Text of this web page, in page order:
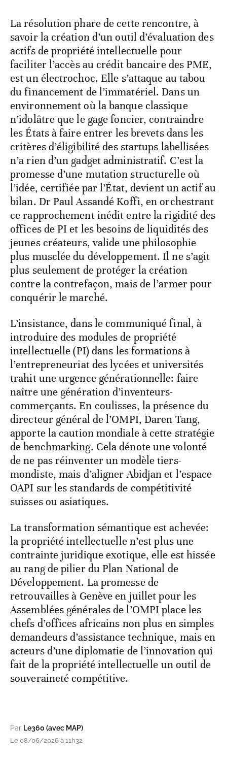
La résolution phare de cette rencontre, à
savoir la création d’un outil d’évaluation des
actifs de propriété intellectuelle pour
faciliter l’accès au crédit bancaire des PME,
est un électrochoc. Elle s’attaque au tabou
du financement de l’immatériel. Dans un
environnement où la banque classique
n’idolâtre que le gage foncier, contraindre
les États à faire entrer les brevets dans les
critères d’éligibilité des startups labellisées
n’a rien d’un gadget administratif. C’est la
promesse d’une mutation structurelle où
l’idée, certifiée par l’État, devient un actif au
bilan. Dr Paul Assandé Koffi, en orchestrant
ce rapprochement inédit entre la rigidité des
offices de PI et les besoins de liquidités des
jeunes créateurs, valide une philosophie
plus musclée du développement. Il ne s’agit
plus seulement de protéger la création
contre la contrefaçon, mais de l’armer pour
conquérir le marché.
L’insistance, dans le communiqué final, à
introduire des modules de propriété
intellectuelle (PI) dans les formations à
l’entrepreneuriat des lycées et universités
trahit une urgence générationnelle: faire
naître une génération d’inventeurs-
commerçants. En coulisses, la présence du
directeur général de l’OMPI, Daren Tang,
apporte la caution mondiale à cette stratégie
de benchmarking. Cela dénote une volonté
de ne pas réinventer un modèle tiers-
mondiste, mais d’aligner Abidjan et l’espace
OAPI sur les standards de compétitivité
suisses ou asiatiques.
La transformation sémantique est achevée:
la propriété intellectuelle n’est plus une
contrainte juridique exotique, elle est hissée
au rang de pilier du Plan National de
Développement. La promesse de
retrouvailles à Genève en juillet pour les
Assemblées générales de l’OMPI place les
chefs d’offices africains non plus en simples
demandeurs d’assistance technique, mais en
acteurs d’une diplomatie de l’innovation qui
fait de la propriété intellectuelle un outil de
souveraineté compétitive.
Par Le360 (avec MAP)
Le 08/06/2026 à 11h32